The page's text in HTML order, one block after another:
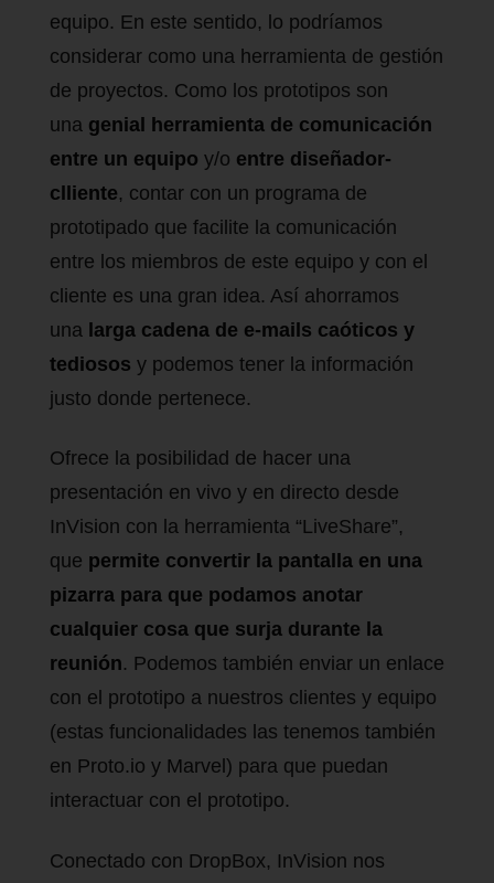
equipo. En este sentido, lo podríamos
considerar como una herramienta de gestión
de proyectos. Como los prototipos son
una genial herramienta de comunicación
entre un equipo y/o entre diseñador-
clliente, contar con un programa de
prototipado que facilite la comunicación
entre los miembros de este equipo y con el
cliente es una gran idea. Así ahorramos
una larga cadena de e-mails caóticos y
tediosos y podemos tener la información
justo donde pertenece.
Ofrece la posibilidad de hacer una
presentación en vivo y en directo desde
InVision con la herramienta “LiveShare”,
que permite convertir la pantalla en una
pizarra para que podamos anotar
cualquier cosa que surja durante la
reunión. Podemos también enviar un enlace
con el prototipo a nuestros clientes y equipo
(estas funcionalidades las tenemos también
en Proto.io y Marvel) para que puedan
interactuar con el prototipo.
Conectado con DropBox, InVision nos